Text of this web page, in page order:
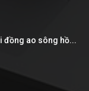
đồng ao sông hồ...